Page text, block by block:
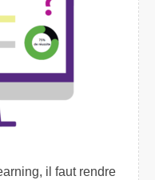
il faut rendre